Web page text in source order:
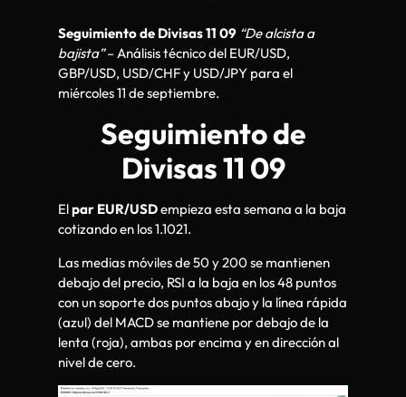
Seguimiento de Divisas 11 09 “De alcista a
bajista”– Análisis técnico del EUR/USD,
GBP/USD, USD/CHF y USD/JPY para el
miércoles 11 de septiembre.
Seguimiento de
Divisas 11 09
Elpar EUR/USDempieza esta semana a la baja
cotizando en los 1.1021.
Las medias móviles de 50 y 200 se mantienen
debajo del precio, RSI a la baja en los 48 puntos
con un soporte dos puntos abajo y la línea rápida
(azul) del MACD se mantiene por debajo de la
lenta (roja), ambas por encima y en dirección al
nivel de cero.